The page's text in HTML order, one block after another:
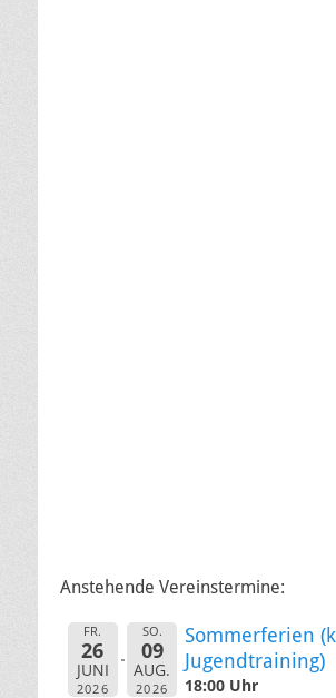
Anstehende Vereinstermine:
FR.
26
JUNI
2026
SO.
09
AUG.
2026
Sommerferien
Jugendtraining)
18:00 Uhr